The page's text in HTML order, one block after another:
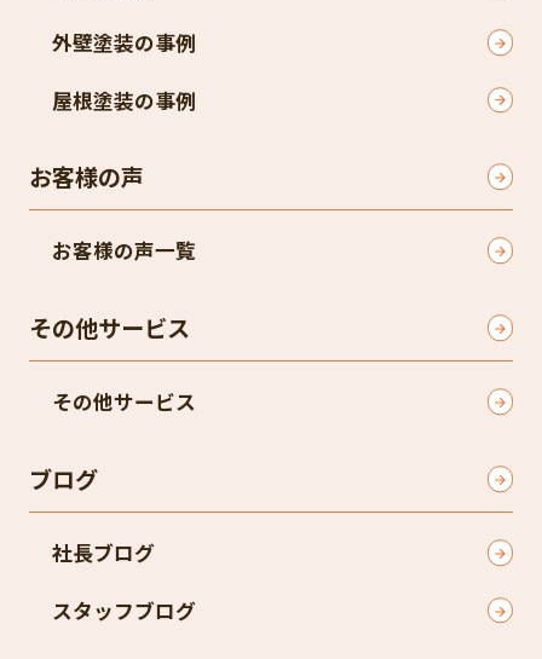
外壁塗装の事例
屋根塗装の事例
お客様の声
お客様の声一覧
その他サービス
その他サービス
ブログ
社長ブログ
スタッフブログ